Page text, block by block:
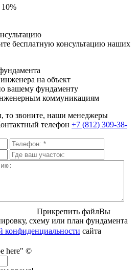
бесплатную консультацию наших
на объект
вашему фундаменту
коммуникациям
то звоните, наши менеджеры
телефон +7 (812) 309-38-
Прикрепить файлВы
схему или план фундамента
кон­фи­ден­ци­аль­нос­ти сайта
here" ©